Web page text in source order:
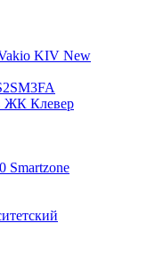
KIV New
ЖК Клевер
Smartzone